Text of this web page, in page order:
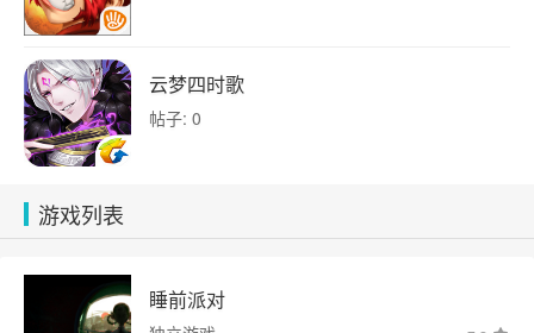
云梦四时歌
帖子: 0
游戏列表
睡前派对